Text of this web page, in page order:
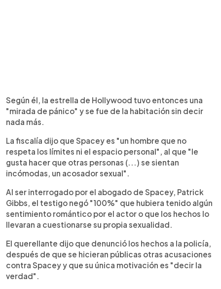
Según él, la estrella de Hollywood tuvo entonces una
"mirada de pánico" y se fue de la habitación sin decir
nada más.
La fiscalía dijo que Spacey es "un hombre que no
respeta los límites ni el espacio personal", al que "le
gusta hacer que otras personas (...) se sientan
incómodas, un acosador sexual".
Al ser interrogado por el abogado de Spacey, Patrick
Gibbs, el testigo negó "100%" que hubiera tenido algún
sentimiento romántico por el actor o que los hechos lo
llevaran a cuestionarse su propia sexualidad.
El querellante dijo que denunció los hechos a la policía,
después de que se hicieran públicas otras acusaciones
contra Spacey y que su única motivación es "decir la
verdad".